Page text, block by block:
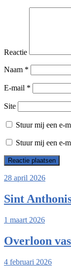
Reactie
Naam *
E-mail *
Site
Stuur mij een e-
Stuur mij een e-
28 april 2026
Sint
1 maart 2026
Overloon
4 februari 2026